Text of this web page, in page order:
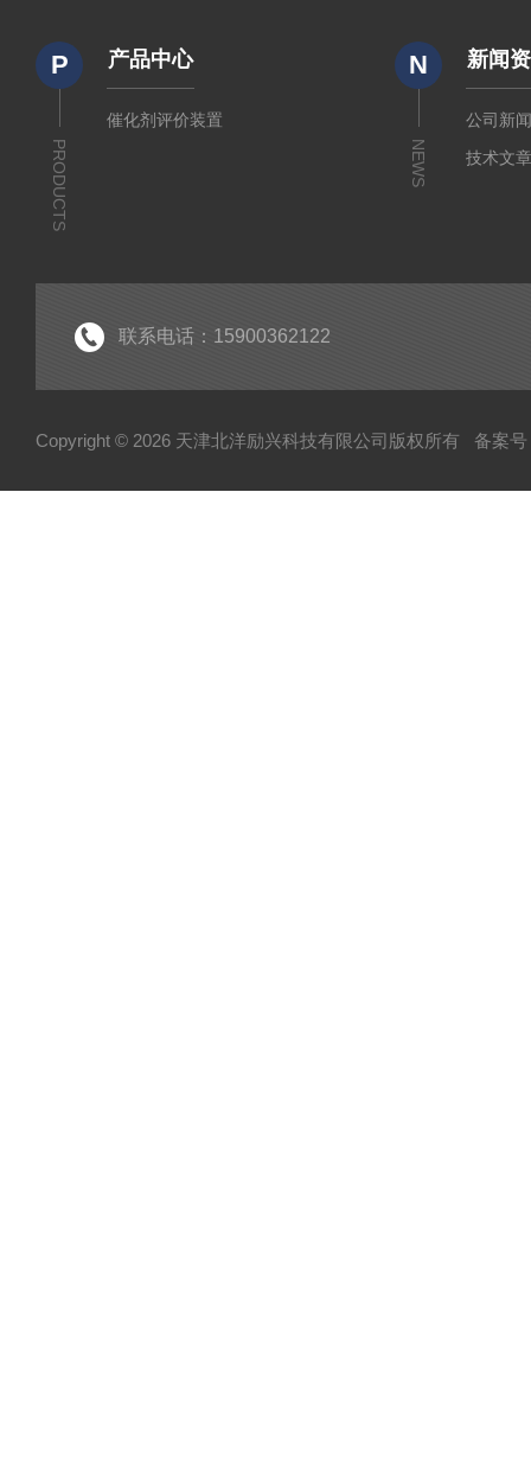
P
PRODUCTS
产品中心
催化剂评价装置
N
NEWS
新闻
公司新
技术文
联系电话：15900362122
Copyright © 2026 天津北洋励兴科技有限公司版权所有 备案号